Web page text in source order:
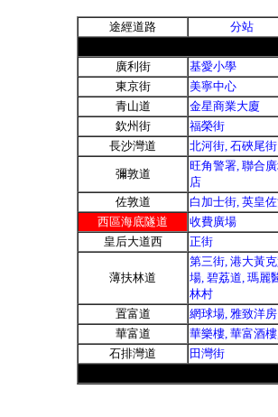
途經道路 分站
廣利街
基愛小學
東京街
美寧中心
青山道
金星商業大廈
欽州街
福榮街
長沙灣道
北河街, 石硤尾街
彌敦道
旺角警署, 聯合
店
佐敦道
白加士街, 英皇
西區海底隧道
收費廣場
皇后大道西
正街
薄扶林道
第三街, 港大黃
場, 碧荔道, 瑪麗
林村
置富道
網球場, 雅致洋房
華富道
華樂樓, 華富酒
石排灣道
田灣街